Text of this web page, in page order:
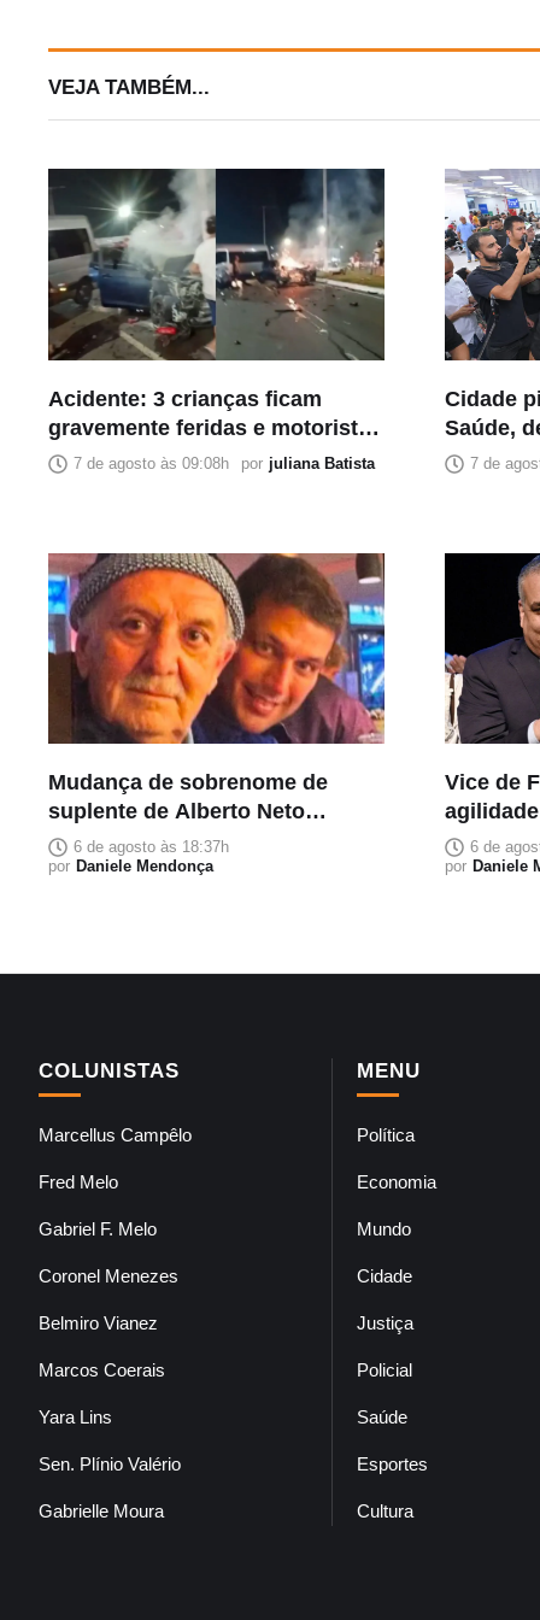
VEJA TAMBÉM...
Acidente: 3 crianças ficam
gravemente feridas e motorista
de app morre na Avenida do
7 de agosto às 09:08h por juliana Batista
Cidade
Saúde,
começa
7 de
Mudança de sobrenome de
suplente de Alberto Neto
homenageia pai falecido e
carrega significado familiar
6 de agosto às 18:37h
por Daniele Mendonça
Vice de
para
6 de
por Daniele
COLUNISTAS
Marcellus Campêlo
Fred Melo
Gabriel F. Melo
Coronel Menezes
Belmiro Vianez
Marcos Coerais
Yara Lins
Sen. Plínio Valério
Gabrielle Moura
MENU
Política
Economia
Mundo
Cidade
Justiça
Policial
Saúde
Esportes
Cultura